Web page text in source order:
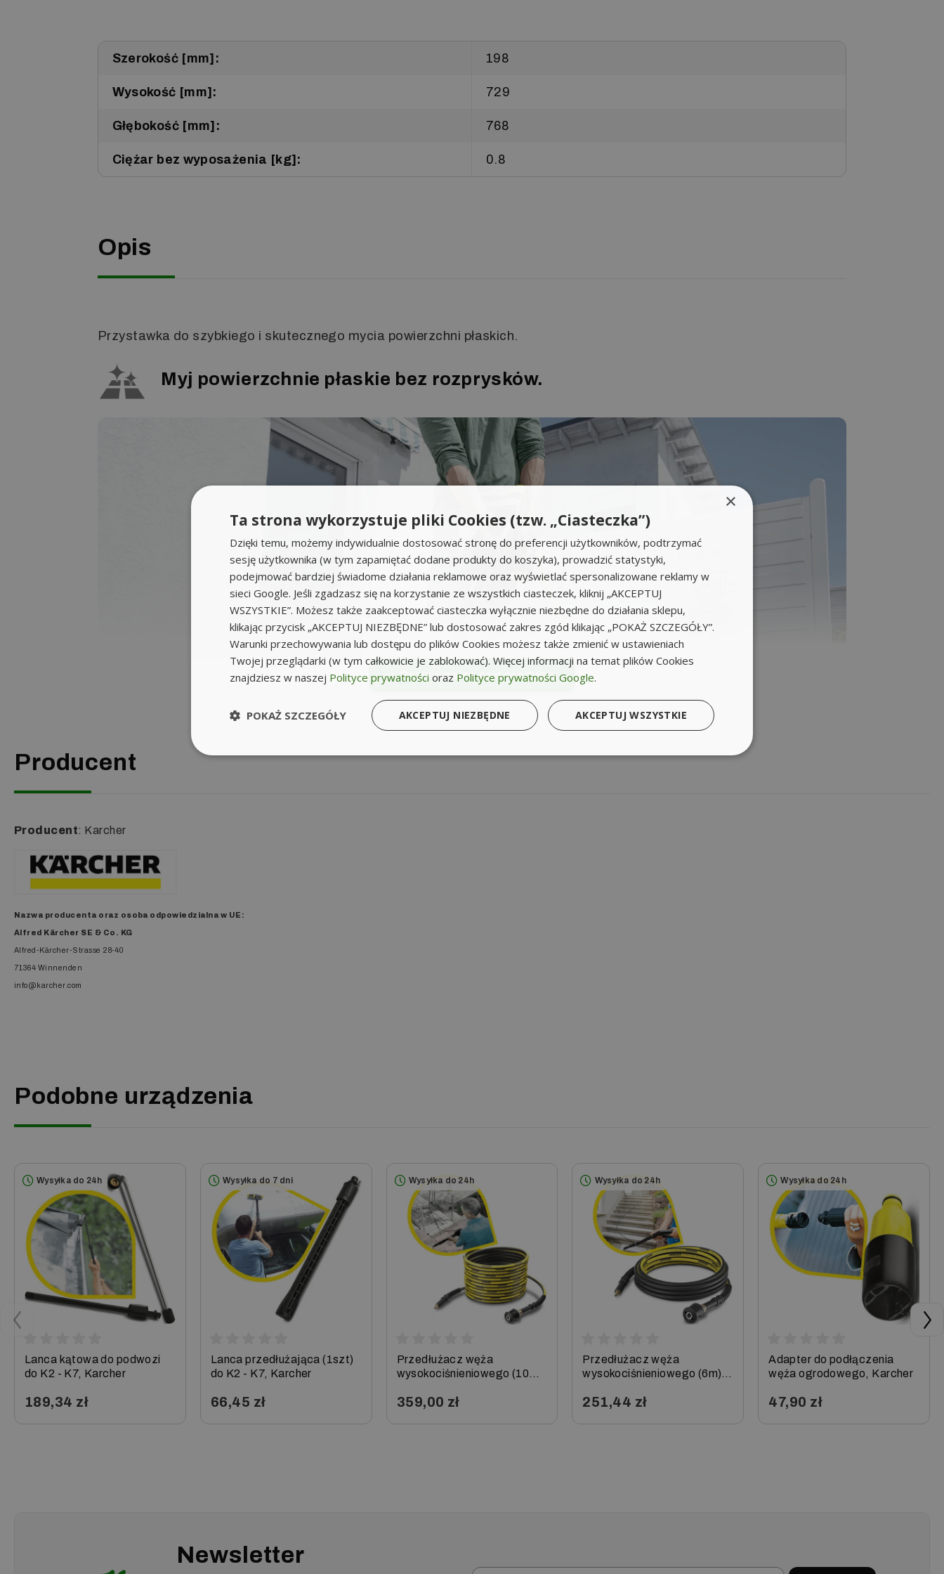
Szerokość [mm]: 198
Wysokość [mm]: 729
Głębokość [mm]: 768
Ciężar bez wyposażenia [kg]: 0.8
Opis
Przystawka do szybkiego i skutecznego mycia powierzchni płaskich.
Myj powierzchnie płaskie bez rozprysków.
Rozwiń pełen opis produktu
Producent
Producent: Karcher
Nazwa producenta oraz osoba odpowiedzialna w UE :
Alfred Kärcher SE & Co. KG
Alfred-Kärcher-Strasse 28-40
71364 Winnenden
info@karcher.com
Podobne urządzenia
Wysyłka do 24h
Lanca kątowa do podwozi
do K2 - K7, Karcher
189,34 zł
Wysyłka do 7 dni
Lanca przedłużająca (1szt)
do K2 - K7, Karcher
66,45 zł
Wysyłka do 24h
Przedłużacz węża
wysokociśnieniowego (10m)
359,00 zł
Wysyłka do 24h
Przedłużacz węża
wysokociśnieniowego (6m)
251,44 zł
Wysyłka do 24h
Adapter do podłączenia
węża ogrodowego, Karcher
47,90 zł
Newsletter
×
Ta strona wykorzystuje pliki Cookies (tzw. „Ciasteczka”)
Dzięki temu, możemy indywidualnie dostosować stronę do preferencji użytkowników, podtrzymać
sesję użytkownika (w tym zapamiętać dodane produkty do koszyka), prowadzić statystyki,
podejmować bardziej świadome działania reklamowe oraz wyświetlać spersonalizowane reklamy w
sieci Google. Jeśli zgadzasz się na korzystanie ze wszystkich ciasteczek, kliknij „AKCEPTUJ
WSZYSTKIE”. Możesz także zaakceptować ciasteczka wyłącznie niezbędne do działania sklepu,
klikając przycisk „AKCEPTUJ NIEZBĘDNE” lub dostosować zakres zgód klikając „POKAŻ SZCZEGÓŁY”.
Warunki przechowywania lub dostępu do plików Cookies możesz także zmienić w ustawieniach
Twojej przeglądarki (w tym całkowicie je zablokować). Więcej informacji na temat plików Cookies
znajdziesz w naszej Polityce prywatności oraz Polityce prywatności Google.
AKCEPTUJ WSZYSTKIE
AKCEPTUJ NIEZBĘDNE
POKAŻ SZCZEGÓŁY